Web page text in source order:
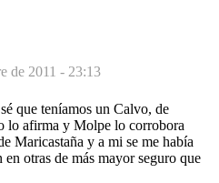
de 2011 - 23:13
que teníamos un Calvo, de
lo afirma y Molpe lo corrobora
Maricastaña y a mi se me había
otras de más mayor seguro que